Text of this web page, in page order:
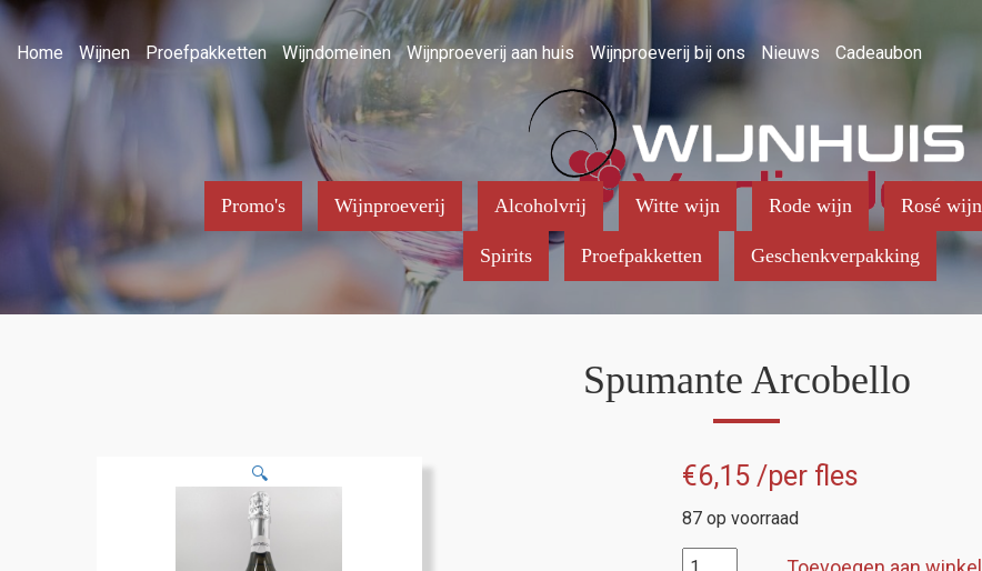
Home Wijnen Proefpakketten Wijndomeinen Wijnproeverij aan huis Wijnproeverij bij ons Nieuws Cadeaubon
Promo's Wijnproeverij Alcoholvrij Witte wijn Rode wijn Rosé wijn
Spirits Proefpakketten Geschenkverpakking
Spumante Arcobello
🔍 €6,15/per fles
87 op voorraad
Spumante